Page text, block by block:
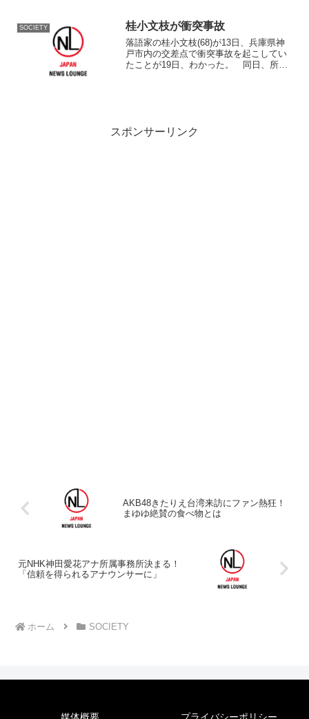
ラボアイテムプレゼントなど盛り...
SOCIETY 桂小文枝が衝突事故
落語家の桂小文枝(68)が13日、兵庫県神
戸市内の交差点で衝突事故を起こしてい
たことが19日、わかった。 同日、所属
スポンサーリンク
AKB48きたりえ台湾来訪にファン熱狂！
まゆゆ絶賛の食べ物とは
元NHK神田愛花アナ所属事務所決まる！
「信頼を得られるアナウンサーに」
ホーム SOCIETY